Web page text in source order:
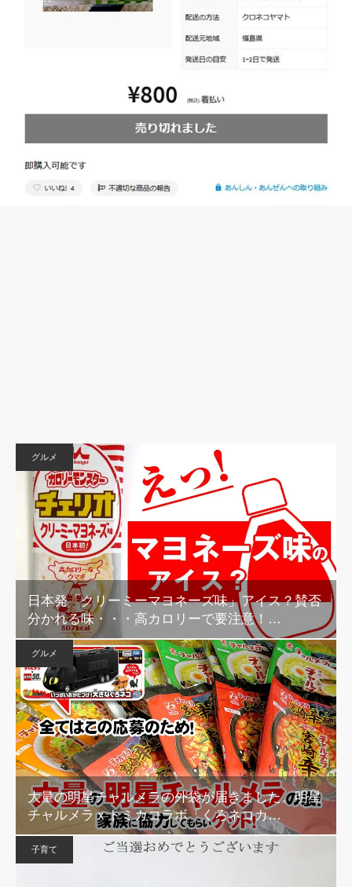
グルメ
日本発「クリーミーマヨネーズ味」アイス？賛否
分かれる味・・・高カロリーで要注意！…
グルメ
大量の明星チャルメラの外袋が届きました。明星
チャルメラｘトミカコラボ「くろネコカ…
子育て